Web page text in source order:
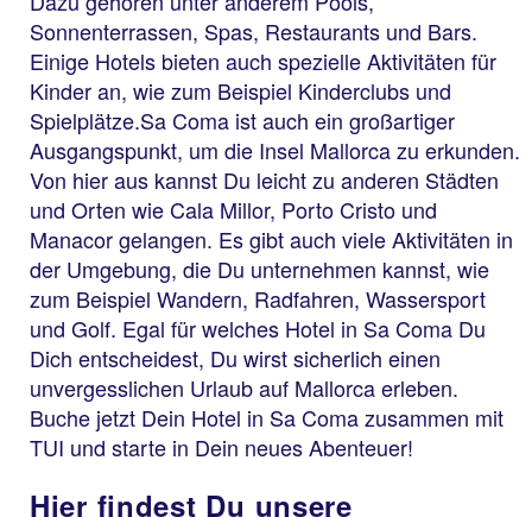
Sonnenterrassen, Spas, Restaurants und Bars.
Einige Hotels bieten auch spezielle Aktivitäten für
Kinder an, wie zum Beispiel Kinderclubs und
Spielplätze.Sa Coma ist auch ein großartiger
Ausgangspunkt, um die Insel Mallorca zu erkunden.
Von hier aus kannst Du leicht zu anderen Städten
und Orten wie Cala Millor, Porto Cristo und
Manacor gelangen. Es gibt auch viele Aktivitäten in
der Umgebung, die Du unternehmen kannst, wie
zum Beispiel Wandern, Radfahren, Wassersport
und Golf. Egal für welches Hotel in Sa Coma Du
Dich entscheidest, Du wirst sicherlich einen
unvergesslichen Urlaub auf Mallorca erleben.
Buche jetzt Dein Hotel in Sa Coma zusammen mit
TUI und starte in Dein neues Abenteuer!
Hier findest Du unsere